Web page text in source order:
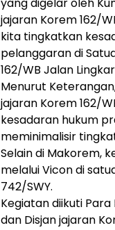
yang digelar oleh
jajaran Korem 162/
kita tingkatkan
pelanggaran di
162/WB Jalan
Menurut
jajaran Korem 162/
kesadaran hukum
meminimalisir
Selain di Makorem,
melalui Vicon di
742/SWY.
Kegiatan diikuti
dan Disjan jajaran